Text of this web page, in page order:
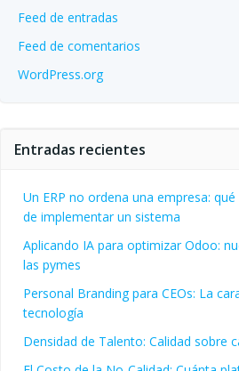
Feed de entradas
Feed de comentarios
WordPress.org
Entradas recientes
Un ERP no ordena una empresa:
de implementar un sistema
Aplicando IA para optimizar Odoo:
las pymes
Personal Branding para CEOs: La
tecnología
Densidad de Talento: Calidad sobre